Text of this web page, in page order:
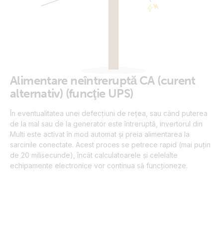
Alimentare neîntreruptă CA (curent
alternativ) (funcţie UPS)
În eventualitatea unei defecţiuni de reţea, sau când puterea
de la mal sau de la generator este întreruptă, invertorul din
Multi este activat în mod automat şi preia alimentarea la
sarcinile conectate. Acest proces se petrece rapid (mai puţin
de 20 milisecunde), încât calculatoarele şi celelalte
echipamente electronice vor continua să funcţioneze.